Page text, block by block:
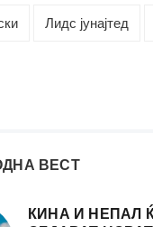
Лидс јунајтед
ВЕСТ
КИНА И НЕПАЛ